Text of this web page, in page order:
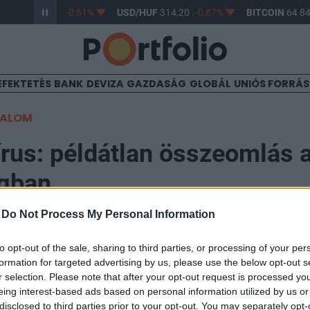
Do Not Process My Personal Information
opt-out of the sale, sharing to third parties, or processing of your
for targeted advertising by us, please use the below opt-out
selection. Please note that after your opt-out request is processed
interest-based ads based on personal information utilized by us
to third parties prior to your opt-out. You may separately
363,17 -0,61% USD/HUF 314,20 -0,87% BITCOIN64
BANK DEVIZA GAZDASÁG GLOBÁL UNIÓS
példátlan összeomlás
példátlan visszaesését jelzik a
aktivitási mérőszámok. A borúlátó elemzői